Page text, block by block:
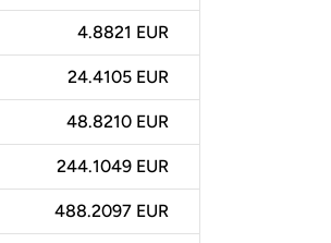
4.8821 EUR
24.4105 EUR
48.8210 EUR
244.1049 EUR
488.2097 EUR